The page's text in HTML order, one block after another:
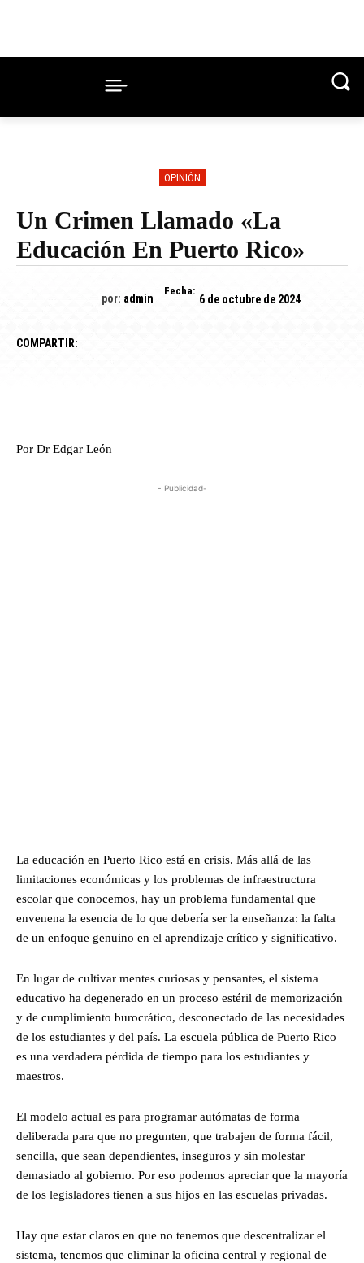
OPINIÓN
Un Crimen Llamado «la
Educación En Puerto Rico»
por: admin
Fecha:
6 de octubre de 2024
COMPARTIR:
Por Dr Edgar León
- Publicidad-
La educación en Puerto Rico está en crisis. Más allá de las
limitaciones económicas y los problemas de infraestructura
escolar que conocemos, hay un problema fundamental que
envenena la esencia de lo que debería ser la enseñanza: la falta
de un enfoque genuino en el aprendizaje crítico y significativo.
En lugar de cultivar mentes curiosas y pensantes, el sistema
educativo ha degenerado en un proceso estéril de memorización
y de cumplimiento burocrático, desconectado de las necesidades
de los estudiantes y del país. La escuela pública de Puerto Rico
es una verdadera pérdida de tiempo para los estudiantes y
maestros.
El modelo actual es para programar autómatas de forma
deliberada para que no pregunten, que trabajen de forma fácil,
sencilla, que sean dependientes, inseguros y sin molestar
demasiado al gobierno. Por eso podemos apreciar que la mayoría
de los legisladores tienen a sus hijos en las escuelas privadas.
Hay que estar claros en que no tenemos que descentralizar el
sistema, tenemos que eliminar la oficina central y regional de